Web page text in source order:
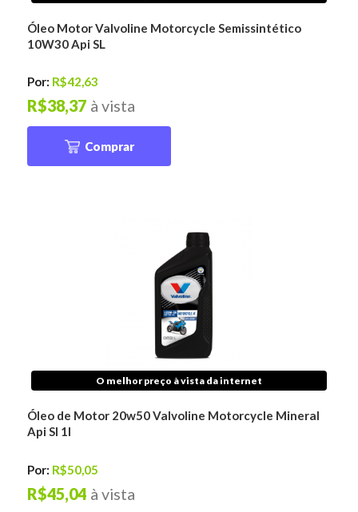
Óleo Motor Valvoline Motorcycle Semissintético
10W30 Api SL
Por: R$42,63
à vista
R$38,37
Comprar
O melhor preço à vista da internet
Óleo de Motor 20w50 Valvoline Motorcycle Mineral
Api Sl 1l
Por: R$50,05
à vista
R$45,04